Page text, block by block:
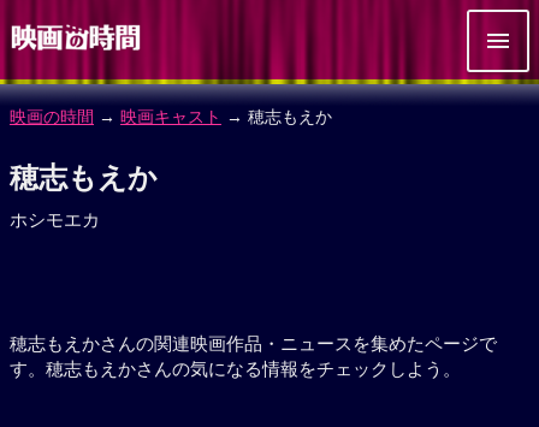
映画の時間 → 映画キャスト → 穂志もえか
穂志もえか
ホシモエカ
穂志もえかさんの関連映画作品・ニュースを集めたページで
す。穂志もえかさんの気になる情報をチェックしよう。